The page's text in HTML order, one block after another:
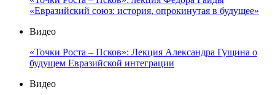
«Евразийский союз: история, опрокинутая в будущее»
Видео
«Точки Роста – Псков»: Лекция Александра Гущина о
будущем Евразийской интеграции
Видео